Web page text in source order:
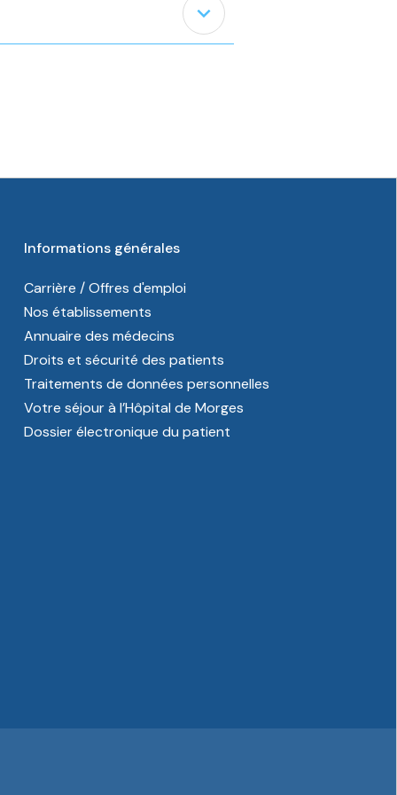
expand_less
Informations générales
Carrière / Offres d'emploi
Nos établissements
Annuaire des médecins
Droits et sécurité des patients
Traitements de données personnelles
Votre séjour à l’Hôpital de Morges
Dossier électronique du patient